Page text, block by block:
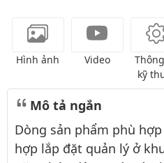
Hình ảnh Video
kỹ
Mô tả ngắn
Dòng sản phẩm phù
hợp lắp đặt quản lý ở